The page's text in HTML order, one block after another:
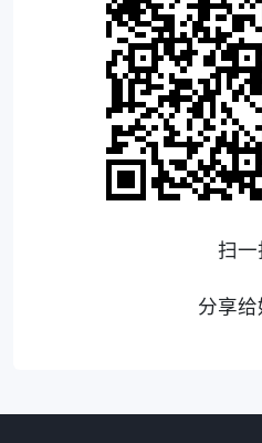
扫一
分享